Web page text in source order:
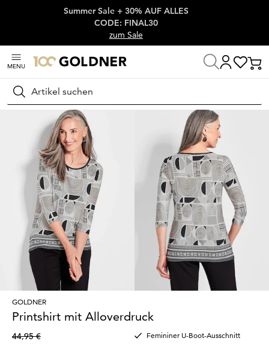
Überspringe Navigation, direkt zum Content
Summer Sale + 30% AUF ALLES
CODE: FINAL30
zum Sale
MENU
Suchen
Startseite Damenmode
GOLDNER
Printshirt mit Alloverdruck
44,95 €
Femininer U-Boot-Ausschnitt